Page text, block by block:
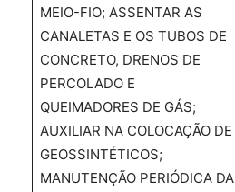
MEIO-FIO; ASSENTAR AS
CANALETAS E OS TUBOS DE
CONCRETO, DRENOS DE
PERCOLADO E
QUEIMADORES DE GÁS;
AUXILIAR NA COLOCAÇÃO DE
GEOSSINTÉTICOS;
MANUTENÇÃO PERIÓDICA DA